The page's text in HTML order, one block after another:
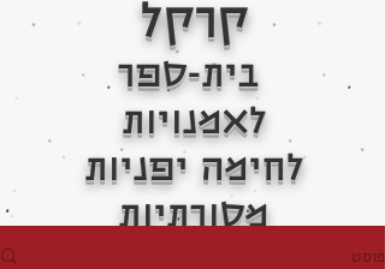
קרקל
בית-ספר
לאמנויות
לחימה יפניות
מסורתיות
פוסט